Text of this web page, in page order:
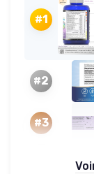
#1
#2
#3